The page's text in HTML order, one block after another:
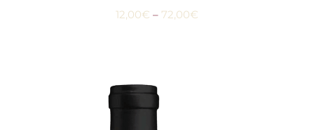
12,00€ – 72,00€